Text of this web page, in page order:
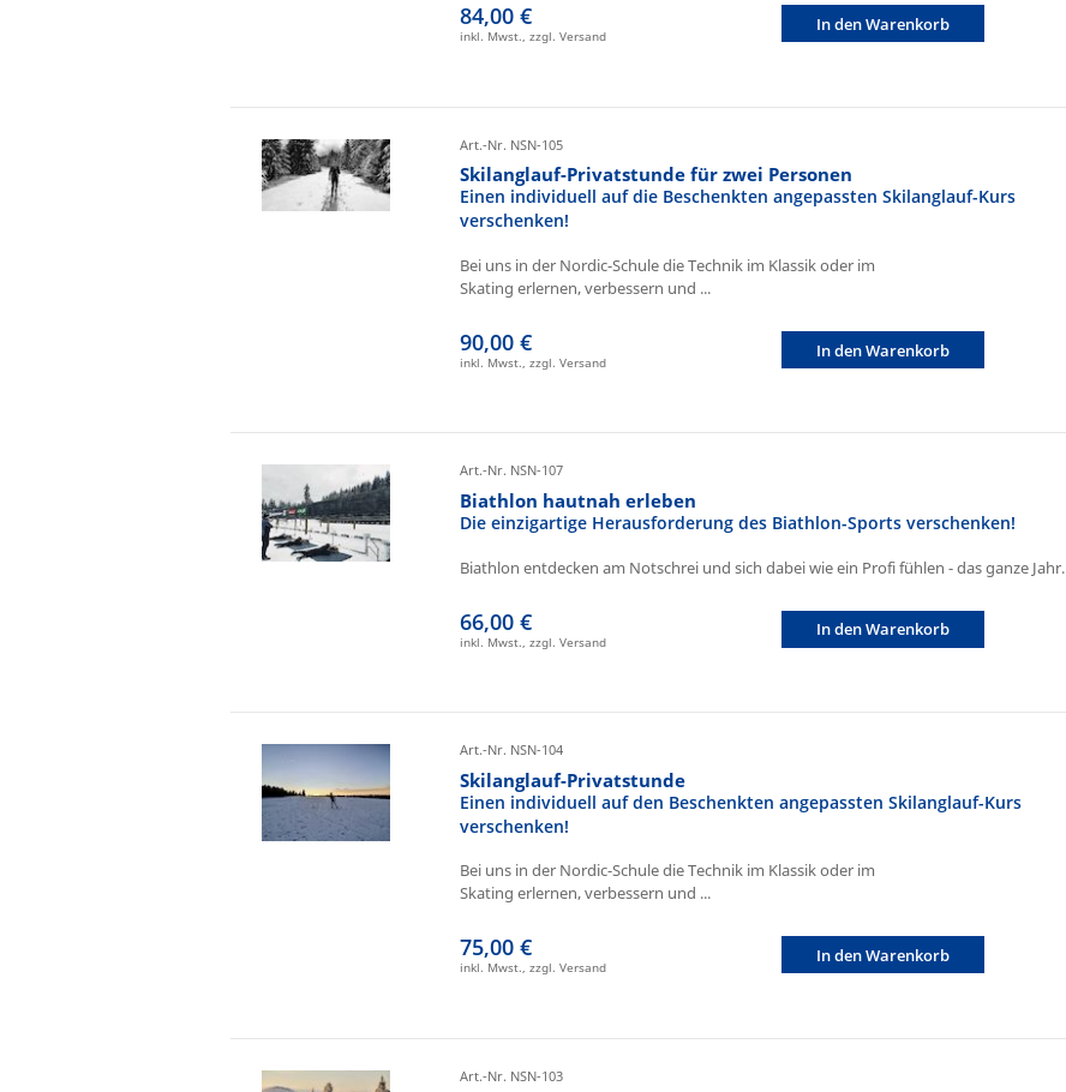
84,00 €
inkl. Mwst., zzgl. Versand
In den Warenkorb
Art.-Nr. NSN-105
Skilanglauf-Privatstunde für zwei Personen
Einen individuell auf die Beschenkten angepassten Skilanglauf-Kurs
verschenken!
Bei uns in der Nordic-Schule die Technik im Klassik oder im
Skating erlernen, verbessern und ...
90,00 €
inkl. Mwst., zzgl. Versand
In den Warenkorb
Art.-Nr. NSN-107
Biathlon hautnah erleben
Die einzigartige Herausforderung des Biathlon-Sports verschenken!
Biathlon entdecken am Notschrei und sich dabei wie ein Profi fühlen - das ganze Jahr.
66,00 €
inkl. Mwst., zzgl. Versand
In den Warenkorb
Art.-Nr. NSN-104
Skilanglauf-Privatstunde
Einen individuell auf den Beschenkten angepassten Skilanglauf-Kurs
verschenken!
Bei uns in der Nordic-Schule die Technik im Klassik oder im
Skating erlernen, verbessern und ...
75,00 €
inkl. Mwst., zzgl. Versand
In den Warenkorb
Art.-Nr. NSN-103